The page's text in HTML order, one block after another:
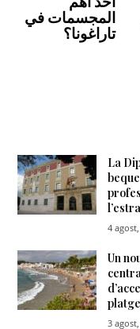
المجسمات في
تاراغونا؟